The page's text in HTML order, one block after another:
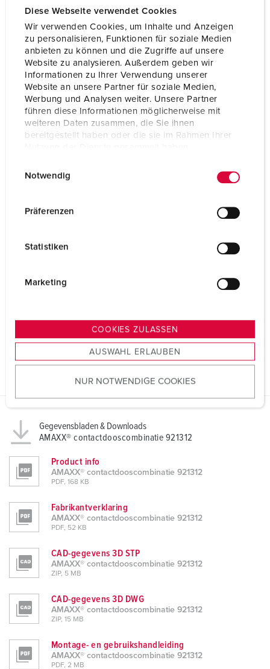
Diese Webseite verwendet Cookies
Wir verwenden Cookies, um Inhalte und Anzeigen
zu personalisieren, Funktionen für soziale Medien
anbieten zu können und die Zugriffe auf unsere
Website zu analysieren. Außerdem geben wir
Informationen zu Ihrer Verwendung unserer
Website an unsere Partner für soziale Medien,
Werbung und Analysen weiter. Unsere Partner
führen diese Informationen möglicherweise mit
weiteren Daten zusammen, die Sie ihnen
bereitgestellt haben oder die sie im Rahmen Ihrer
s
u
w
l
Notwendig
Präferenzen
Statistiken
Marketing
COOKIES ZULASSEN
AUSWAHL ERLAUBEN
NUR NOTWENDIGE COOKIES
voorraad
Gegevensbladen & Downloads
AMAXX® contactdooscombinatie 921312
Product info
AMAXX® contactdooscombinatie 921312
PDF, 168 KB
Fabrikantverklaring
AMAXX® contactdooscombinatie 921312
PDF, 52 KB
CAD-gegevens 3D STP
AMAXX® contactdooscombinatie 921312
ZIP, 5 MB
CAD-gegevens 3D DWG
AMAXX® contactdooscombinatie 921312
ZIP, 15 MB
Montage- en gebruikshandleiding
AMAXX® contactdooscombinatie 921312
PDF, 2 MB